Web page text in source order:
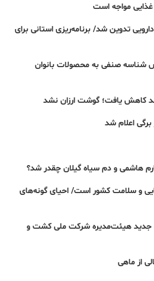
مواجه است
تدوین شد/ برنامه‌ریزی استانی برای
شناسه صنفی به محصولات بانوان
اعلام شد
هاشمی و دم سیاه گیلان چقدر شد؟
و سلامت کشور است/ احیای گونه‌های
جدید هیئت‌مدیره شرکت ملی کشت و
از ماهی